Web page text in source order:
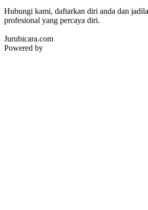
Hubungi kami, daftarkan diri anda dan
profesional yang percaya diri.
Jurubicara.com
Powered by